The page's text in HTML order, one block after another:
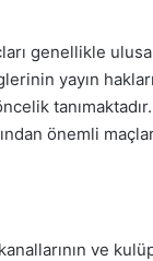
genellikle
yayın
önemli
ve